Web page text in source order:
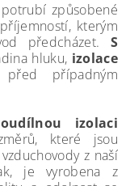
způsobené
kterým
předcházet. S
hluku, izolace
případným
izolaci
které jsou
z naší
je vyrobena z